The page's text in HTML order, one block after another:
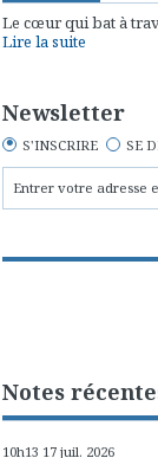
Le cœur qui bat à
Lire la suite
Newsletter
S'INSCRIRE SE
Notes
10h13 17 juil. 2026